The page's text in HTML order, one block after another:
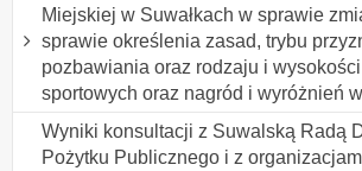
Miejskiej w Suwałkach w sprawie
sprawie określenia zasad, trybu
pozbawiania oraz rodzaju i
sportowych oraz nagród i wyróżnień
Wyniki konsultacji z Suwalską Radą
Pożytku Publicznego i z